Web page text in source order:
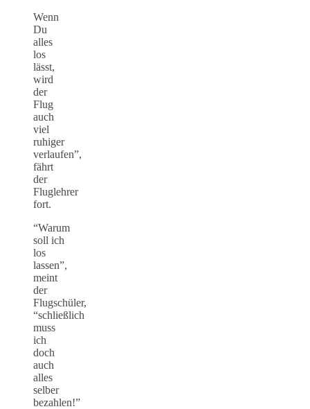
Wenn
Du
alles
los
lässt,
wird
der
Flug
auch
viel
ruhiger
verlaufen”,
fährt
der
Fluglehrer
fort.
“Warum
soll ich
los
lassen”,
meint
der
Flugschüler,
“schließlich
muss
ich
doch
auch
alles
selber
bezahlen!”